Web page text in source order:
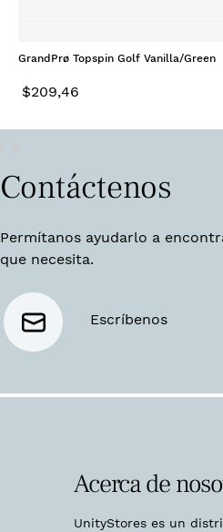
GrandPrø Topspin Golf Vanilla/Green
$209,46
Contáctenos
Permítanos ayudarlo a
que necesita.
Escríbenos
Acerca de
UnityStores es un